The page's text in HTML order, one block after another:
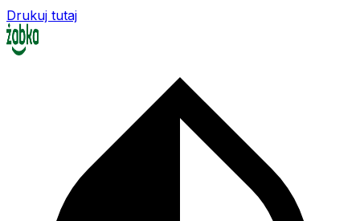
Drukuj tutaj